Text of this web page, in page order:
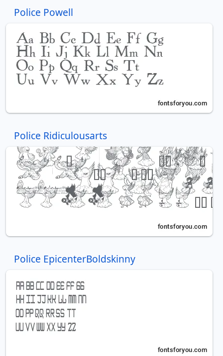
Police Powell
Police Ridiculousarts
Police EpicenterBoldskinny